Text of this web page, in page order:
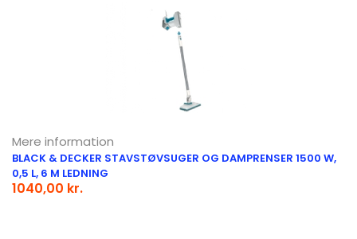
Mere information
BLACK & DECKER STAVSTØVSUGER OG DAMPRENSER 1500 W,
0,5 L, 6 M LEDNING
1040,00 kr.